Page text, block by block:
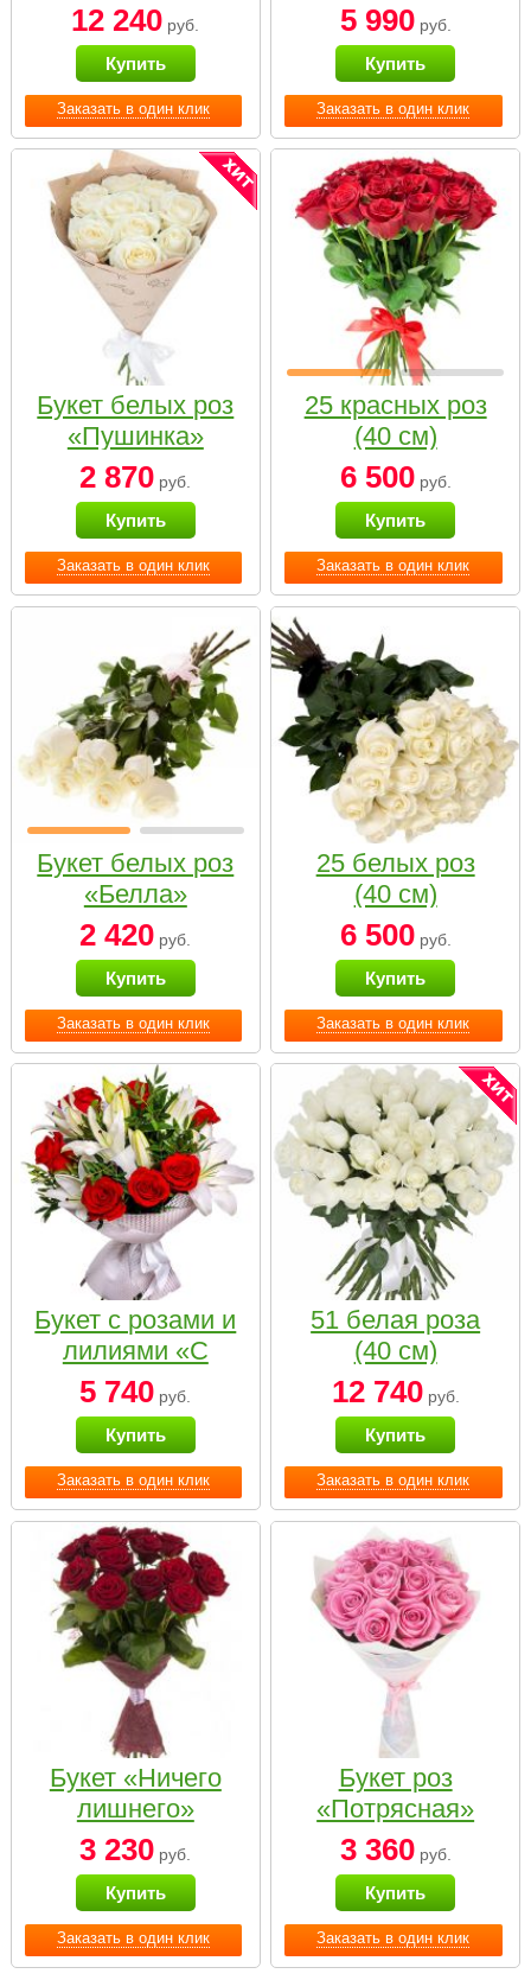
Заказать в один клик
12 240 руб.
Купить
Заказать в один клик
5 990руб.
Купить
Заказать в один клик
Букет белых роз
«Пушинка»
2 870 руб.
Купить
Заказать в один клик
25 красных роз
(40 см)
6 500руб.
Купить
Заказать в один клик
Букет белых роз
«Белла»
2 420 руб.
Купить
Заказать в один клик
25 белых роз
(40 см)
6 500руб.
Купить
Заказать в один клик
Букет с розами и
лилиями «С
наилучшими
пожеланиями»
5 740 руб.
Купить
Заказать в один клик
51 белая роза
(40 см)
12 740руб.
Купить
Заказать в один клик
Букет «Ничего
лишнего»
3 230 руб.
Купить
Заказать в один клик
Букет роз
«Потрясная»
3 360руб.
Купить